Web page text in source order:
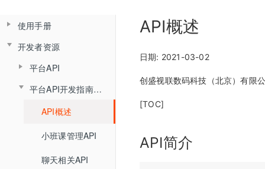
使用手册
控制台操作手册
直播间管理
创建直播间
直播间设置
链接获取
回放查看
数据总览
监课管理
监课列表
直播间日志
云盘管理
文档库
产品简介
角色介绍
登录与准备
主界面介绍
云课堂App端用户使用手册
产品简介
角色介绍
登录
产品发版记录
发版记录
开发者资源
平台API
平台概述说明
直播间管理
创建直播间
更新直播间
分组信息
回放管理
平台API开发指南（旧版本）
API概述
小班课管理API
聊天相关API
API概述
日期: 2021-03-02
创盛视联数码科技（北京）有限
[TOC]
API简介